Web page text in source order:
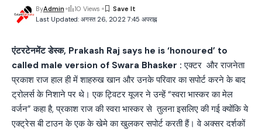
Last Updated: अगस्त 26, 2022 7:45 अपराह्न
ByAdmin 10 Views
एंटरटेनमेंट डेस्क, Prakash Raj says he is ‘honoured’ to
called male version of Swara Bhasker : एक्टर और राजनेता
प्रकाश राज हाल ही में शाहरुख खान और उनके परिवार का सपोर्ट करने के बाद
ट्रोलर्स के निशाने पर थे। एक ट्विटर यूजर ने उन्हें “स्वरा भास्कर का मेल
वर्जन” कहा है, प्रकाश राज की स्वरा भास्कर से तुलना इसलिए की गई क्योंकि ये
एक्ट्रेस बी टाउन के एक के खेमे का खुलकर सपोर्ट करती हैं। वे अक्सर दर्शकों